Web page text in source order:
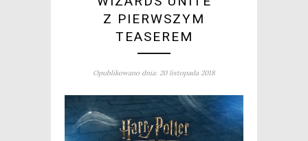
Z PIERWSZYM
TEASEREM
Opublikowano dnia: 20 listopada 2018